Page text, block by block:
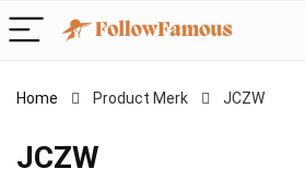
Home Product Merk ‎JCZW
‎JCZW